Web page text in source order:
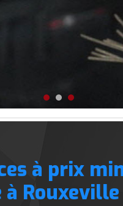
à prix